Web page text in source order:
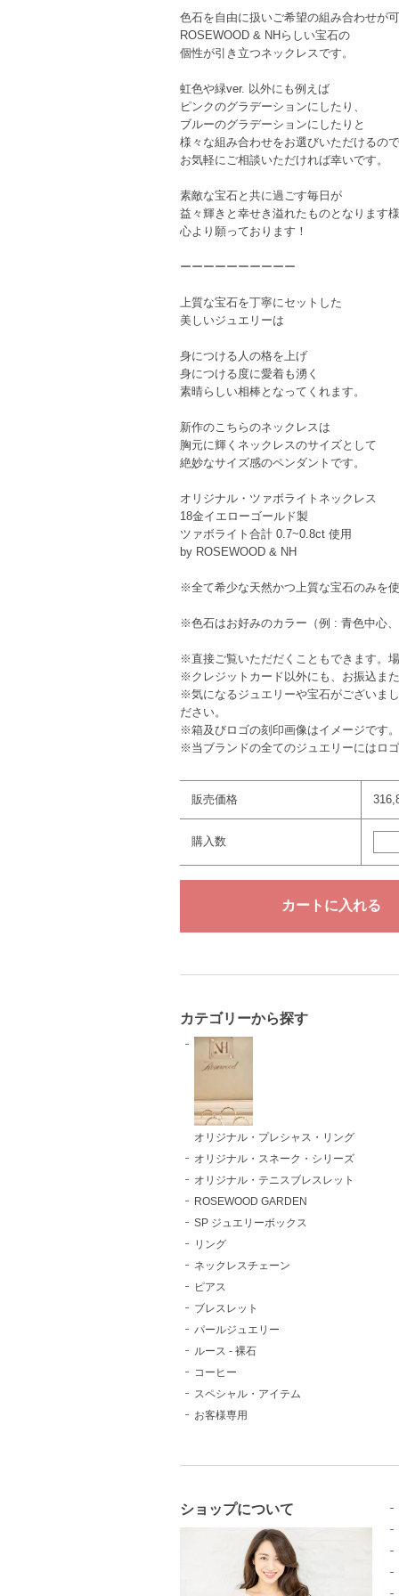
色石を自由に扱いご希望の組み合わせが
ROSEWOOD & NHらしい宝石の
個性が引き立つネックレスです。
虹色や緑ver. 以外にも例えば
ピンクのグラデーションにしたり、
ブルーのグラデーションにしたりと
様々な組み合わせをお選びいただけるので
お気軽にご相談いただければ幸いです。
素敵な宝石と共に過ごす毎日が
益々輝きと幸せき溢れたものとなります様
心より願っております！
ーーーーーーーーーー
上質な宝石を丁寧にセットした
美しいジュエリーは
身につける人の格を上げ
身につける度に愛着も湧く
素晴らしい相棒となってくれます。
新作のこちらのネックレスは
胸元に輝くネックレスのサイズとして
絶妙なサイズ感のペンダントです。
オリジナル・ツァボライトネックレス
18金イエローゴールド製
ツァボライト合計 0.7~0.8ct 使用
by ROSEWOOD & NH
※全て希少な天然かつ上質な宝石のみを
※色石はお好みのカラー（例 : 青色中心
※直接ご覧いただだくこともできます。
※クレジットカード以外にも、お振込ま
※気になるジュエリーや宝石がございま
ださい。
※箱及びロゴの刻印画像はイメージです。
※当ブランドの全てのジュエリーにはロ
販売価格
購入数
カテゴリーから探す
オリジナル・プレシャス・リング
オリジナル・スネーク・シリーズ
オリジナル・テニスブレスレット
ROSEWOOD GARDEN
SP ジュエリーボックス
リング
ネックレスチェーン
ピアス
ブレスレット
パールジュエリー
ルース - 裸石
コーヒー
スペシャル・アイテム
お客様専用
ショップについて